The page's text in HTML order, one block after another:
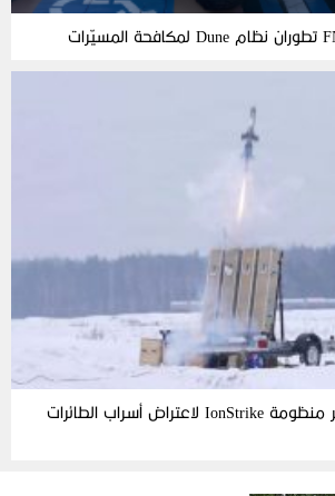
الجيش الأمريكي يختبر منظومة IonStrike لاعتراض أسراب الطائرات